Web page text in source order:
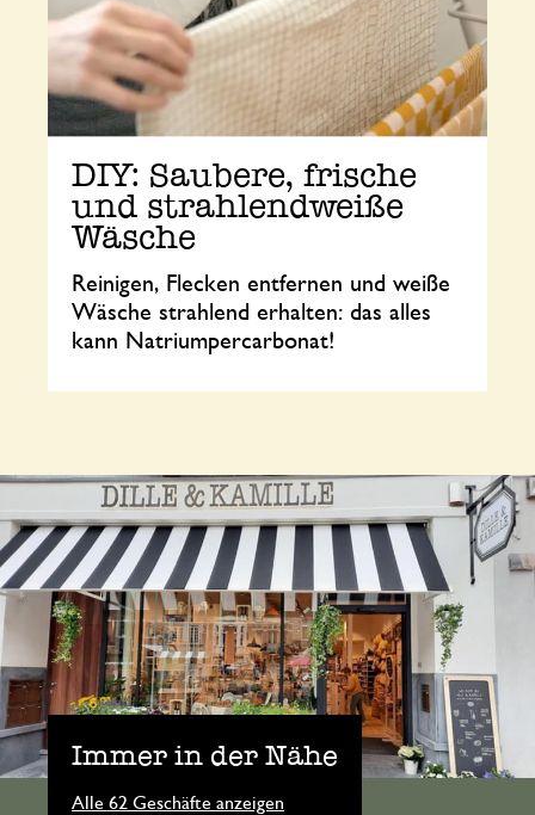
DIY: Saubere, frische
und strahlendweiße
Wäsche
Reinigen, Flecken entfernen und weiße
Wäsche strahlend erhalten: das alles
kann Natriumpercarbonat!
Immer in der Nähe
Alle 62 Geschäfte anzeigen